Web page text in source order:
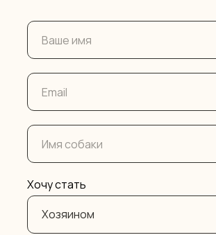
Хочу стать